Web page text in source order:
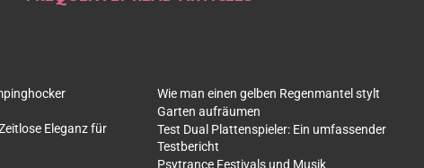
Eleganz für
Wie man einen gelben Regenmantel stylt
Garten aufräumen
Test Dual Plattenspieler: Ein umfassender
Testbericht
Psytrance Festivals und Musik